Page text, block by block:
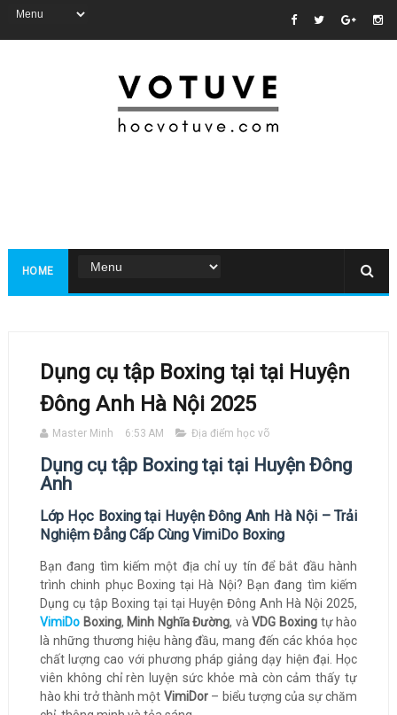
HOME
Dụng cụ tập Boxing tại tại Huyện
Đông Anh Hà Nội 2025
Master Minh 6:53 AM Địa điểm học võ
Dụng cụ tập Boxing tại tại Huyện Đông
Anh
Lớp Học Boxing tại Huyện Đông Anh Hà Nội – Trải
Nghiệm Đẳng Cấp Cùng VimiDo Boxing
Bạn đang tìm kiếm một địa chỉ uy tín để bắt đầu hành
trình chinh phục Boxing tại Hà Nội? Bạn đang tìm kiếm
Dụng cụ tập Boxing tại tại Huyện Đông Anh Hà Nội 2025,
VimiDoBoxing, Minh Nghĩa Đường, vàVDG Boxingtự hào
là những thương hiệu hàng đầu, mang đến các khóa học
chất lượng cao với phương pháp giảng dạy hiện đại. Học
viên không chỉ rèn luyện sức khỏe mà còn cảm thấy tự
hào khi trở thành một VimiDor– biểu tượng của sự chăm